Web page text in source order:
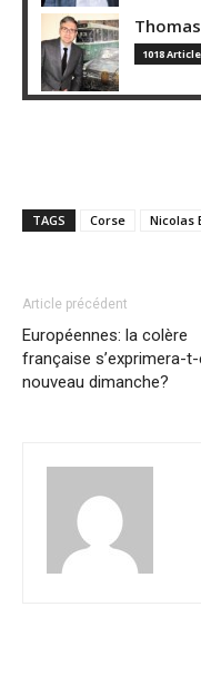
1018
TAGS Corse Nicolas
Article précédent
Européennes: la colère
française s’exprimera-t-
nouveau dimanche?